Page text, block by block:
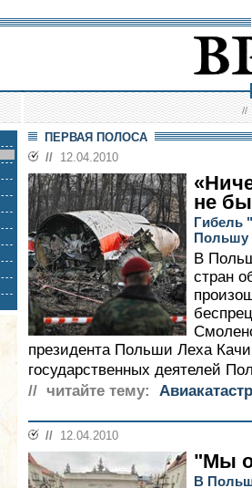
//
ПЕРВАЯ ПОЛОСА
// 12.04.2010
не
Гибель
Польшу
В
стран
президента Польши Леха
государственных деятелей
// читайте тему:
// 12.04.2010
"Мы
В